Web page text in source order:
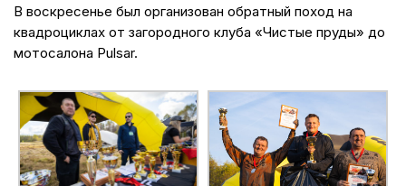
В воскресенье был организован обратный поход на
квадроциклах от загородного клуба «Чистые пруды» до
мотосалона Pulsar.